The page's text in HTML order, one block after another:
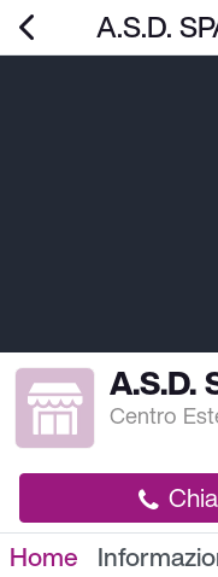
A.S.D.
A.S.D.
Centro
Home